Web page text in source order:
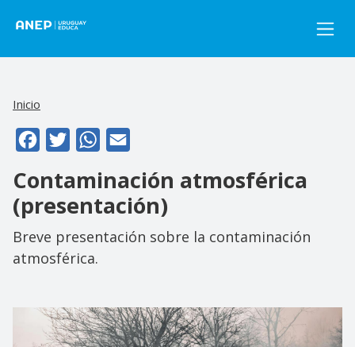
Inicio
FacebookTwitterWhatsApp
Contaminación atmosférica
(presentación)
Breve presentación sobre la contaminación
atmosférica.